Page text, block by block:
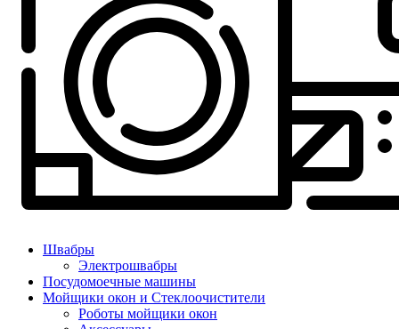
Швабры
Электрошвабры
Посудомоечные машины
Мойщики окон и Стеклоочистители
Роботы мойщики окон